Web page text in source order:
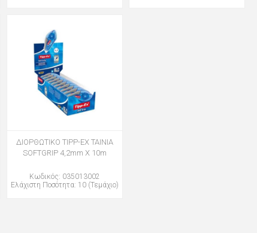
ΔΙΟΡΘΩΤΙΚΟ TIPP-EX ΤΑΙΝΙΑ
SOFTGRIP 4,2mm X 10m
Κωδικός: 035013002
Ελάχιστη Ποσότητα: 10 (Τεμάχιο)